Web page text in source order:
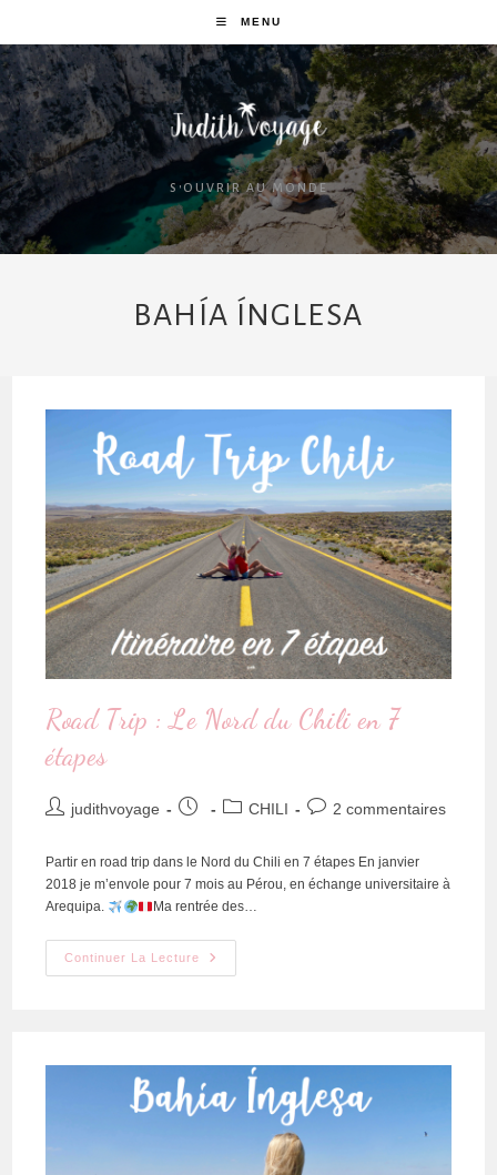
MENU
S'OUVRIR AU MONDE
BAHÍA ÍNGLESA
Road Trip : Le Nord du Chili en 7
étapes
judithvoyage CHILI 2 commentaires
Partir en road trip dans le Nord du Chili en 7 étapes En janvier
2018 je m’envole pour 7 mois au Pérou, en échange universitaire à
Arequipa.
Ma rentrée des…
Continuer La Lecture